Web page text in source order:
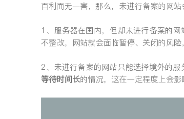
百利而无一害，那么，未进行备案的网站
1、服务器在国内，但却未进行备案的网
不整改，网站就会面临暂停、关闭的风险
2、未进行备案的网站只能选择境外的
等待时间长的情况，这在一定程度上会影